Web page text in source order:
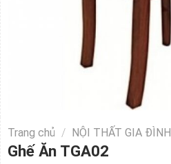
Trang chủ / NỘI THẤT GIA ĐÌNH
Ghế Ăn TGA02